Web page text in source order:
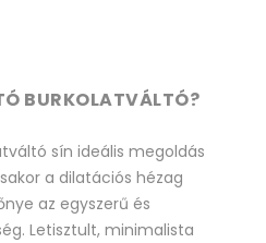
BURKOLATVÁLTÓ?
sín ideális megoldás
a dilatációs hézag
az egyszerű és
Letisztult, minimalista